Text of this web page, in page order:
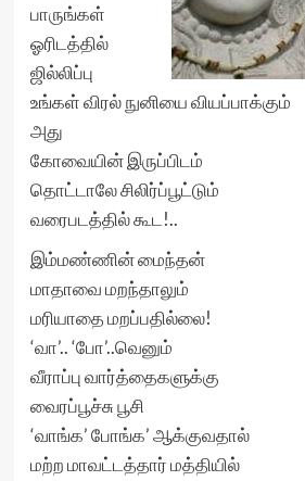
பாருங்கள்
ஓரிடத்தில்
ஜில்லிப்பு
உங்கள் விரல் நுனியை வியப்பாக்கும்
அது
கோவையின் இருப்பிடம்
தொட்டாலே சிலிர்ப்பூட்டும்
வரைபடத்தில் கூட!..
இம்மண்ணின் மைந்தன்
மாதாவை மறந்தாலும்
மரியாதை மறப்பதில்லை!
‘வா’.. ‘போ’..வெனும்
வீராப்பு வார்த்தைகளுக்கு
வைரப்பூச்சு பூசி
‘வாங்க’ போங்க’ ஆக்குவதால்
மற்ற மாவட்டத்தார் மத்தியில்